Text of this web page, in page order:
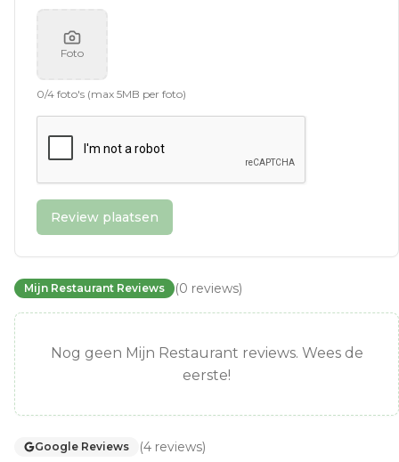
Foto
0/4 foto's (max 5MB per foto)
Review plaatsen
Mijn Restaurant Reviews (0 reviews)
Nog geen Mijn Restaurant reviews. Wees de
eerste!
Google Reviews (4 reviews)